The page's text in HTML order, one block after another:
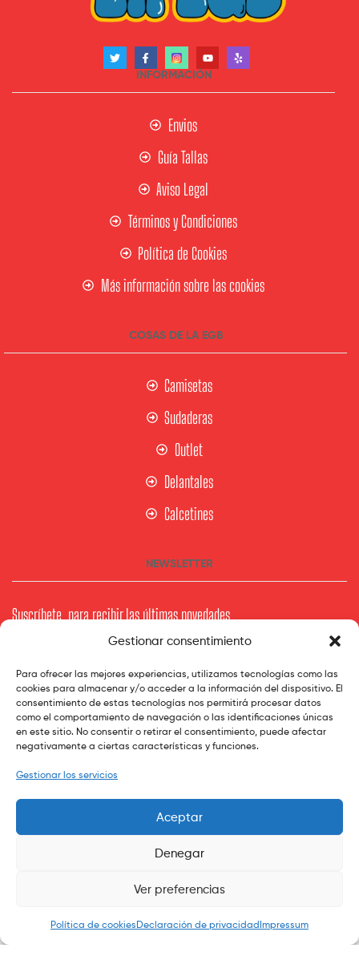
Gestionar consentimiento
Para ofrecer las mejores experiencias, utilizamos tecnologías como las
cookies para almacenar y/o acceder a la información del dispositivo. El
consentimiento de estas tecnologías nos permitirá procesar datos
como el comportamiento de navegación o las identificaciones únicas
en este sitio. No consentir o retirar el consentimiento, puede afectar
negativamente a ciertas características y funciones.
Gestionar los servicios
Aceptar
Denegar
Ver preferencias
Política de cookiesDeclaración de privacidadImpressum
INFORMACIÓN
Envios
Guía Tallas
Aviso Legal
Términos y Condiciones
Política de Cookies
Más información sobre las cookies
COSAS DE LA EGB
Camisetas
Sudaderas
Outlet
Delantales
Calcetines
NEWSLETTER
Suscríbete para recibir las últimas novedades
Subscribe
Shop My Account Search Search
Wishlist